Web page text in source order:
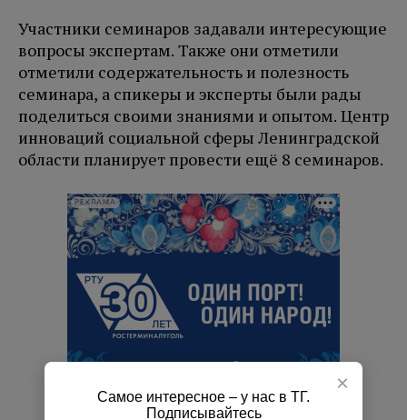
Участники семинаров задавали интересующие
вопросы экспертам. Также они отметили
отметили содержательность и полезность
семинара, а спикеры и эксперты были рады
поделиться своими знаниями и опытом. Центр
инноваций социальной сферы Ленинградской
области планирует провести ещё 8 семинаров.
РЕКЛАМА
×
Самое интересное – у нас в ТГ.
Подписывайтесь